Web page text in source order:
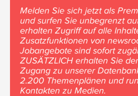
Melden Sie sich jetzt als
und surfen Sie unbegrenzt
erhalten Zugriff auf alle
Zusatzfunktionen von
Jobangebote sind sofort
ZUSÄTZLICH erhalten Sie
Zugang zu unserer
2.200 Themenplänen und
Kontakten zu Medien.